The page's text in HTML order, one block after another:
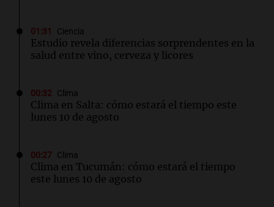
01:31 Ciencia
Estudio revela diferencias sorprendentes en la
salud entre vino, cerveza y licores
00:32 Clima
Clima en Salta: cómo estará el tiempo este
lunes 10 de agosto
00:27 Clima
Clima en Tucumán: cómo estará el tiempo
este lunes 10 de agosto